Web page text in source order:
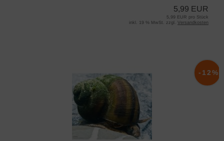
5,99 EUR
5,99 EUR pro Stück
inkl. 19 % MwSt. zzgl. Versandkosten
-12%